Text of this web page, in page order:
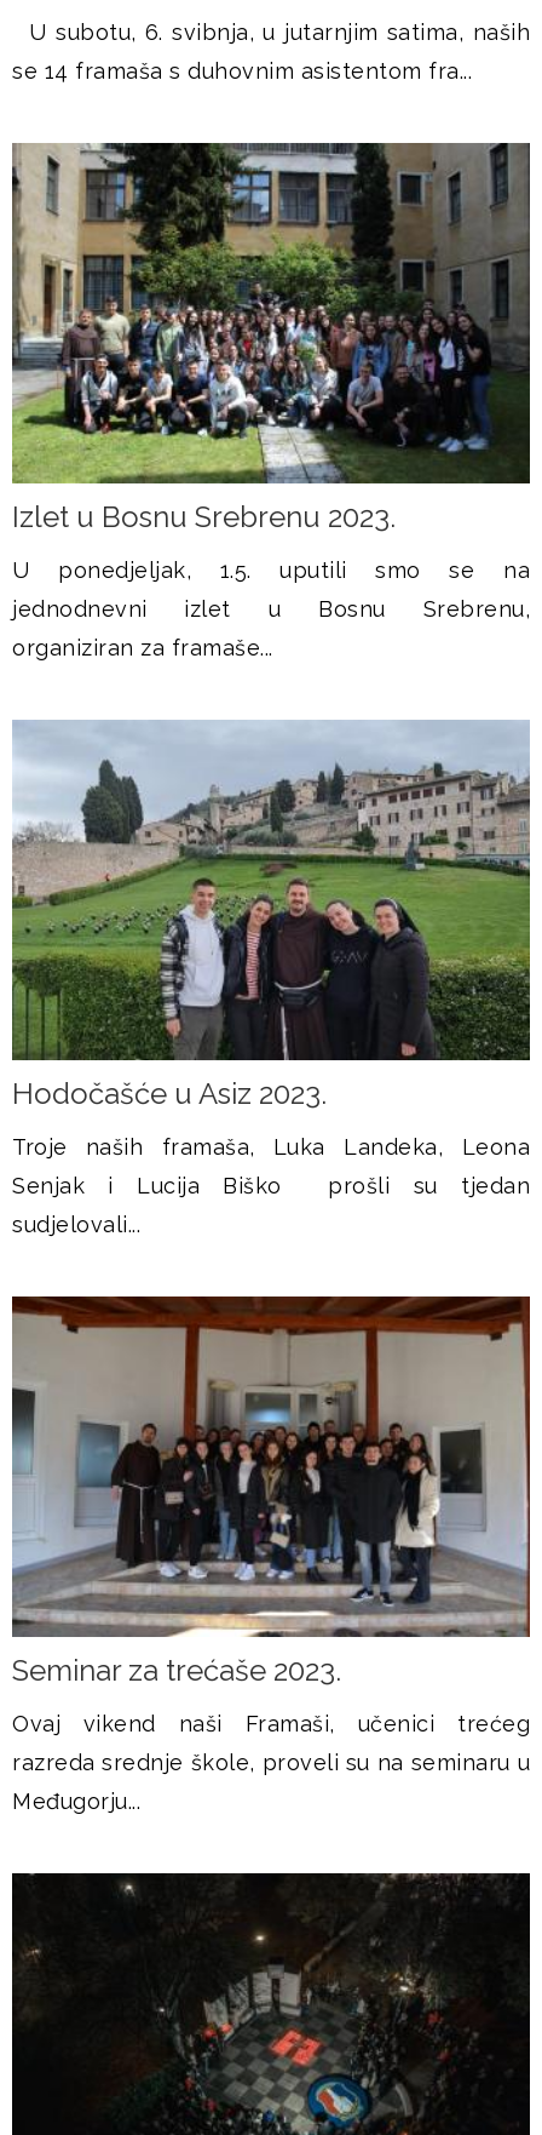
U subotu, 6. svibnja, u jutarnjim satima, naših
se 14 framaša s duhovnim asistentom fra...
Izlet u Bosnu Srebrenu 2023.
U ponedjeljak, 1.5. uputili smo se na
jednodnevni izlet u Bosnu Srebrenu,
organiziran za framaše...
Hodočašće u Asiz 2023.
Troje naših framaša, Luka Landeka, Leona
Senjak i Lucija Biško prošli su tjedan
sudjelovali...
Seminar za trećaše 2023.
Ovaj vikend naši Framaši, učenici trećeg
razreda srednje škole, proveli su na seminaru u
Međugorju...